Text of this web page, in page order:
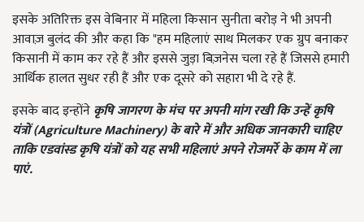
इसके अतिरिक्त इस वेबिनार में महिला किसान सुनीता बरोड़ ने भी अपनी
आवाज़ बुलंद की और कहा कि "हम महिलाएं साथ मिलकर एक ग्रुप बनाकर
किसानी में काम कर रहे हैं और इससे जुड़ा बिज़नेस चला रहे हैं जिससे हमारी
आर्थिक हालत सुधर रही हैं और एक दूसरे को सहारा भी दे रहे हैं.
इसके बाद इन्होंनेकृषि जागरण के मंच पर अपनी मांग रखी कि उन्हें कृषि
यंत्रों (Agriculture Machinery)के बारे में और अधिक जानकारी चाहिए
ताकि एडवांस्ड कृषि यंत्रों को यह सभी महिलाएं अपने रोजमर्रे के काम में ला
पाएं.